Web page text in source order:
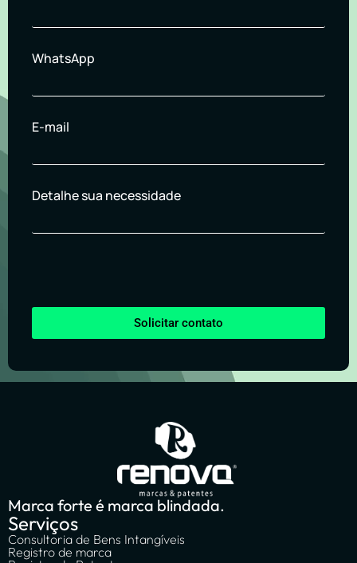
WhatsApp
E-mail
Detalhe sua necessidade
Solicitar contato
Marca forte é marca blindada.
Serviços
Consultoria de Bens Intangíveis
Registro de marca